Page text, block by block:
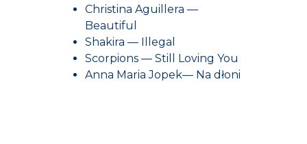
Christina Aguillera —
Beautiful
Shakira — Illegal
Scorpions — Still Loving You
Anna Maria Jopek— Na dłoni